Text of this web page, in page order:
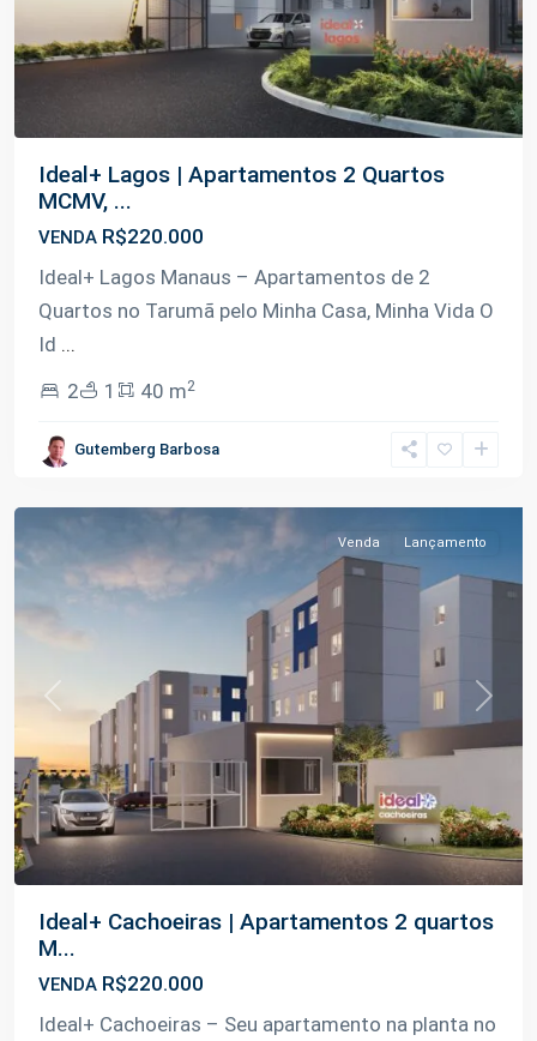
Ideal+ Lagos | Apartamentos 2 Quartos
MCMV, ...
VENDA R$220.000
Ideal+ Lagos Manaus – Apartamentos de 2
Quartos no Tarumã pelo Minha Casa, Minha Vida O
Id ...
2
1 40 m2
Gutemberg Barbosa
Açu ,
Previous Next
Venda Lançamento
Ideal+ Cachoeiras | Apartamentos 2 quartos
M...
VENDA R$220.000
Ideal+ Cachoeiras – Seu apartamento na planta no